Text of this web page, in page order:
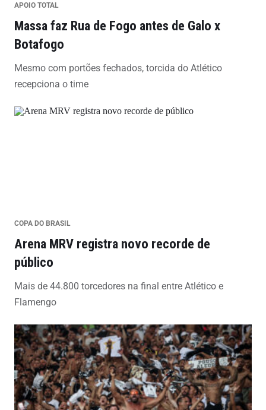
APOIO TOTAL
Massa faz Rua de Fogo antes de Galo x
Botafogo
Mesmo com portões fechados, torcida do Atlético
recepciona o time
COPA DO BRASIL
Arena MRV registra novo recorde de
público
Mais de 44.800 torcedores na final entre Atlético e
Flamengo